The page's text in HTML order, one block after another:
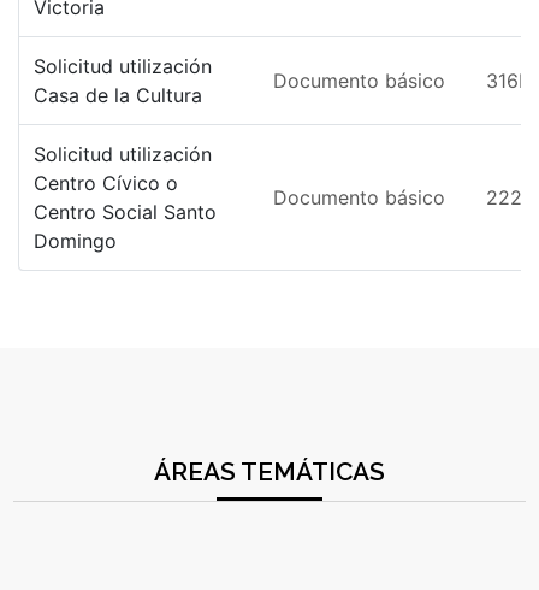
Victoria
Solicitud utilización
Casa de la Cultura
Documento básico
Solicitud utilización
Centro Cívico o
Centro Social Santo
Domingo
Documento básico
ÁREAS TEMÁTICAS